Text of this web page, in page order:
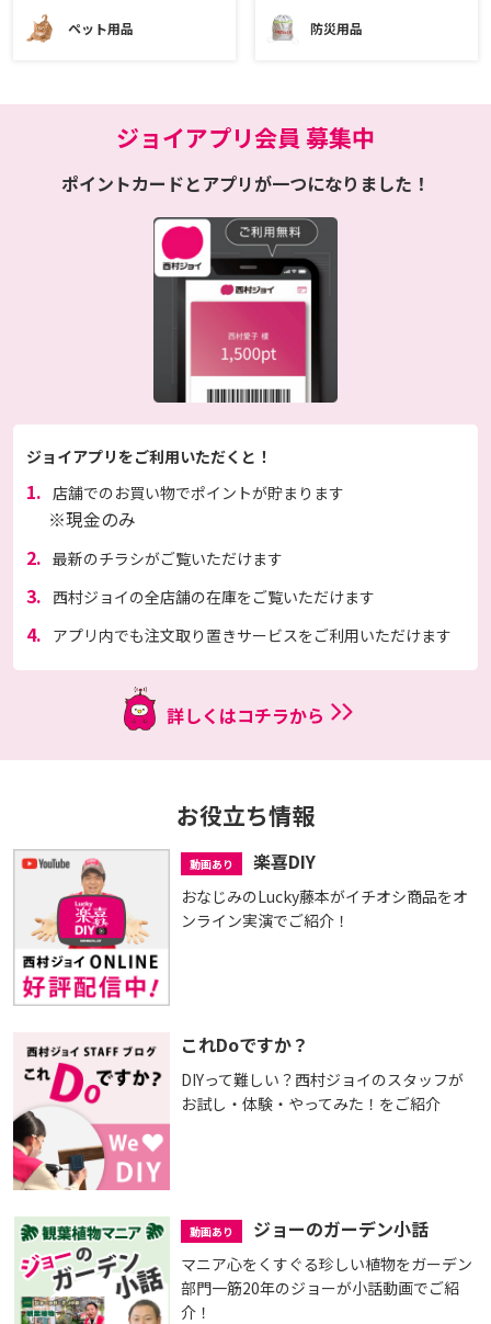
ペット用品 防災用品
ジョイアプリ会員 募集中
ポイントカードとアプリが一つになりました！
ジョイアプリをご利用いただくと！
1. 店舗でのお買い物でポイントが貯まります
※現金のみ
2. 最新のチラシがご覧いただけます
3. 西村ジョイの全店舗の在庫をご覧いただけます
4. アプリ内でも注文取り置きサービスをご利用いただけます
詳しくはコチラから
お役立ち情報
動画あり 楽喜DIY
おなじみのLucky藤本がイチオシ商品をオ
ンライン実演でご紹介！
これDoですか？
DIYって難しい？西村ジョイのスタッフが
お試し・体験・やってみた！をご紹介
動画あり ジョーのガーデン小話
マニア心をくすぐる珍しい植物をガーデン
部門一筋20年のジョーが小話動画でご紹
介！